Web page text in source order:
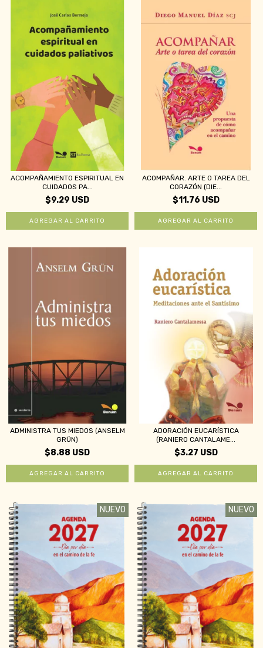
ACOMPAÑAMIENTO ESPIRITUAL EN
CUIDADOS PA...
$9.29 USD
ACOMPAÑAR. ARTE O TAREA DEL
CORAZÓN (DIE...
$11.76 USD
ADMINISTRA TUS MIEDOS (ANSELM
GRÜN)
$8.88 USD
ADORACIÓN EUCARÍSTICA
(RANIERO CANTALAME...
$3.27 USD
NUEVO NUEVO